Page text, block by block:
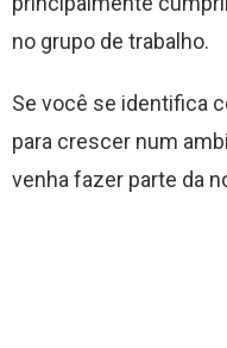
no grupo de trabalho.
Se você se identifica
para crescer num
venha fazer parte da